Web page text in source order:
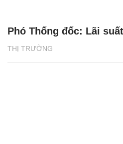
THỊ TRƯỜNG
Phó Thống đốc: Lãi